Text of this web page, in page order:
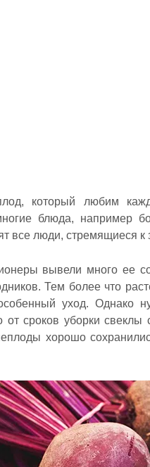
который любим
блюда, например
все люди, стремящиеся к
вывели много ее
Тем более что
уход. Однако
от сроков уборки свеклы
хорошо